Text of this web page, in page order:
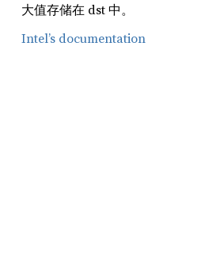
大值存储在 dst 中。
Intel’s documentation